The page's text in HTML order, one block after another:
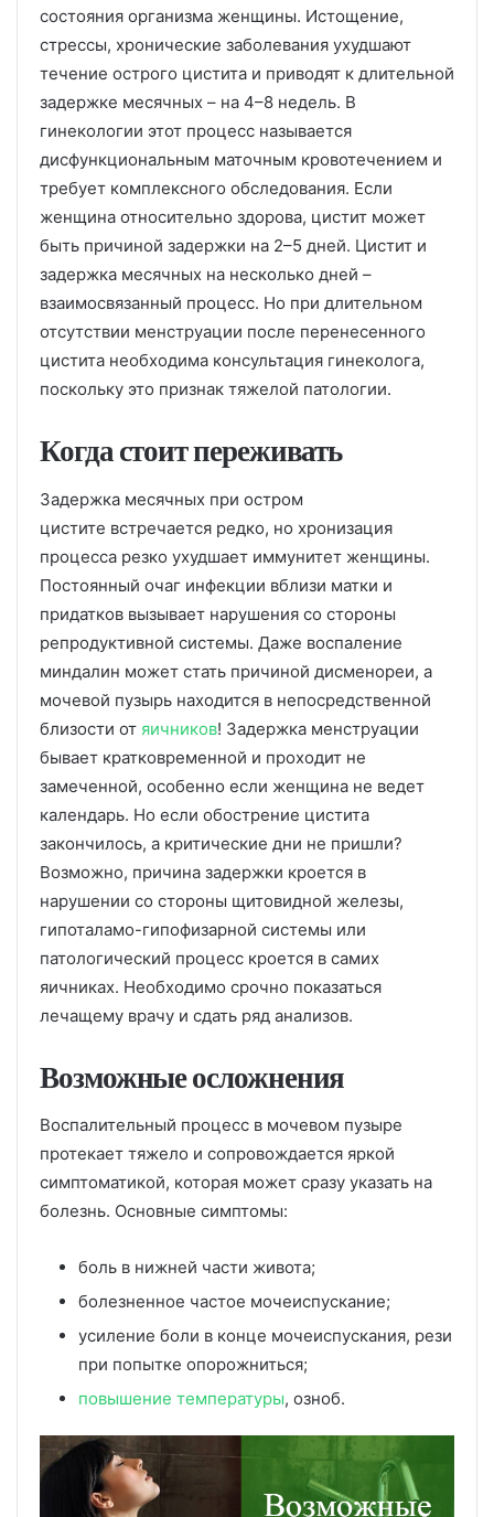
состояния организма женщины. Истощение,
стрессы, хронические заболевания ухудшают
течение острого цистита и приводят к длительной
задержке месячных – на 4–8 недель. В
гинекологии этот процесс называется
дисфункциональным маточным кровотечением и
требует комплексного обследования. Если
женщина относительно здорова, цистит может
быть причиной задержки на 2–5 дней. Цистит и
задержка месячных на несколько дней –
взаимосвязанный процесс. Но при длительном
отсутствии менструации после перенесенного
цистита необходима консультация гинеколога,
поскольку это признак тяжелой патологии.
Когда стоит переживать
Задержка месячных при остром
цистите встречается редко, но хронизация
процесса резко ухудшает иммунитет женщины.
Постоянный очаг инфекции вблизи матки и
придатков вызывает нарушения со стороны
репродуктивной системы. Даже воспаление
миндалин может стать причиной дисменореи, а
мочевой пузырь находится в непосредственной
близости от яичников! Задержка менструации
бывает кратковременной и проходит не
замеченной, особенно если женщина не ведет
календарь. Но если обострение цистита
закончилось, а критические дни не пришли?
Возможно, причина задержки кроется в
нарушении со стороны щитовидной железы,
гипоталамо-гипофизарной системы или
патологический процесс кроется в самих
яичниках. Необходимо срочно показаться
лечащему врачу и сдать ряд анализов.
Возможные осложнения
Воспалительный процесс в мочевом пузыре
протекает тяжело и сопровождается яркой
симптоматикой, которая может сразу указать на
болезнь. Основные симптомы:
боль в нижней части живота;
болезненное частое мочеиспускание;
усиление боли в конце мочеиспускания, рези
при попытке опорожниться;
повышение температуры, озноб.